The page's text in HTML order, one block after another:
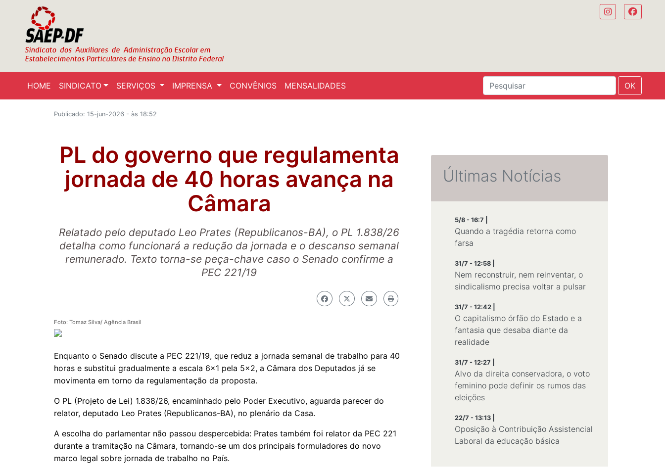
HOME SINDICATO SERVIÇOS IMPRENSA CONVÊNIOS MENSALIDADES OK
Publicado: 15-jun-2026 - às 18:52
PL do governo que regulamenta
jornada de 40 horas avança na
Câmara
Relatado pelo deputado Leo Prates (Republicanos-BA), o PL 1.838/26
detalha como funcionará a redução da jornada e o descanso semanal
remunerado. Texto torna-se peça-chave caso o Senado confirme a
PEC 221/19
Foto: Tomaz Silva/ Agência Brasil
Enquanto o Senado discute a PEC 221/19, que reduz a jornada semanal de trabalho para 40
horas e substitui gradualmente a escala 6x1 pela 5x2, a Câmara dos Deputados já se
movimenta em torno da regulamentação da proposta.
O PL (Projeto de Lei) 1.838/26, encaminhado pelo Poder Executivo, aguarda parecer do
relator, deputado Leo Prates (Republicanos-BA), no plenário da Casa.
A escolha do parlamentar não passou despercebida: Prates também foi relator da PEC 221
durante a tramitação na Câmara, tornando-se um dos principais formuladores do novo
marco legal sobre jornada de trabalho no País.
Últimas Notícias
5/8 - 16:7 |
Quando a tragédia retorna como
farsa
31/7 - 12:58 |
Nem reconstruir, nem reinventar, o
sindicalismo precisa voltar a pulsar
31/7 - 12:42 |
O capitalismo órfão do Estado e a
fantasia que desaba diante da
realidade
31/7 - 12:27 |
Alvo da direita conservadora, o voto
feminino pode definir os rumos das
eleições
22/7 - 13:13 |
Oposição à Contribuição Assistencial
Laboral da educação básica